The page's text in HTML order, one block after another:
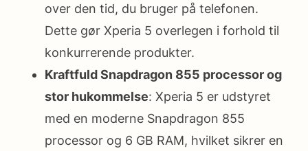
over den tid, du bruger på telefonen.
Dette gør Xperia 5 overlegen i forhold til
konkurrerende produkter.
Kraftfuld Snapdragon 855 processor og
stor hukommelse: Xperia 5 er udstyret
med en moderne Snapdragon 855
processor og 6 GB RAM, hvilket sikrer en